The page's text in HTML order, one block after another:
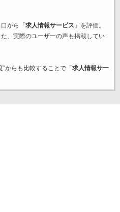
から「 求人情報サービス 」を評価。
、実際のユーザーの声も掲載してい
からも比較することで「 求人情報サー